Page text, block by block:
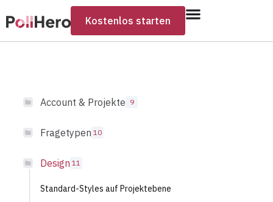
Kostenlos starten
Account & Projekte 9
Fragetypen 10
Design 11
Standard-Styles auf Projektebene